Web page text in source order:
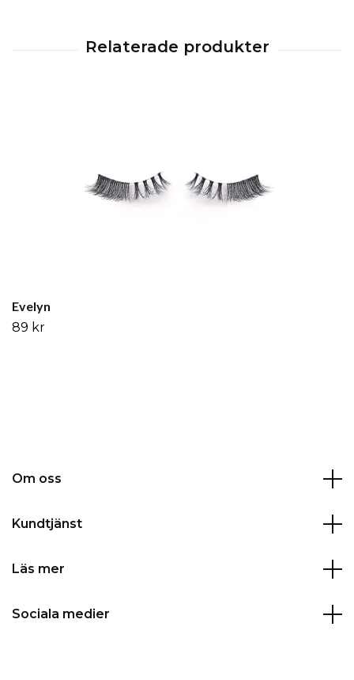
Evelyn
89 kr
Om oss
Kundtjänst
Läs mer
Sociala medier